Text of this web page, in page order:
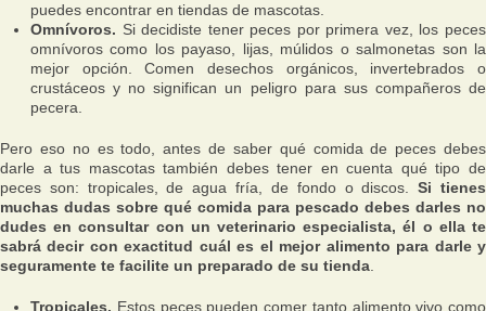
puedes encontrar en tiendas de mascotas.
Omnívoros. Si decidiste tener peces por primera vez, los peces
omnívoros como los payaso, lijas, múlidos o salmonetas son la
mejor opción. Comen desechos orgánicos, invertebrados o
crustáceos y no significan un peligro para sus compañeros de
pecera.
Pero eso no es todo, antes de saber qué comida de peces debes
darle a tus mascotas también debes tener en cuenta qué tipo de
peces son: tropicales, de agua fría, de fondo o discos.Si tienes
muchas dudas sobre qué comida para pescado debes darles no
dudes en consultar con un veterinario especialista, él o ella te
sabrá decir con exactitud cuál es el mejor alimento para darle y
seguramente te facilite un preparado de su tienda
Tropicales. Estos peces pueden comer tanto alimento vivo como